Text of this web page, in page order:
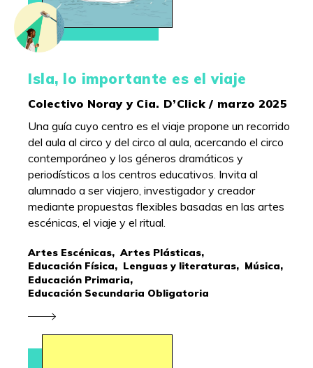
Isla, lo importante es el viaje
Colectivo Noray y Cia. D’Click / marzo 2025
Una guía cuyo centro es el viaje propone un recorrido
del aula al circo y del circo al aula, acercando el circo
contemporáneo y los géneros dramáticos y
periodísticos a los centros educativos. Invita al
alumnado a ser viajero, investigador y creador
mediante propuestas flexibles basadas en las artes
escénicas, el viaje y el ritual.
Artes Escénicas, Artes Plásticas,
Educación Física, Lenguas y literaturas, Música,
Educación Primaria,
Educación Secundaria Obligatoria